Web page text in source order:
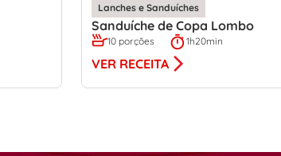
Lanches e Sanduíches
Sanduíche de Copa Lombo
10 porções 1h20min
VER RECEITA